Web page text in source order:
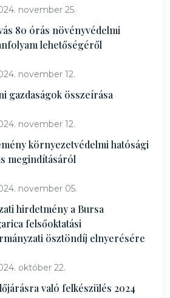
november 25.
80 órás növényvédelmi
lehetőségéről
november 12.
gazdaságok összeírása
november 12.
környezetvédelmi hatósági
megindításáról
november 05.
hirdetmény a Bursa
felsőoktatási
ösztöndíj elnyerésére
október 22.
való felkészülés 2024